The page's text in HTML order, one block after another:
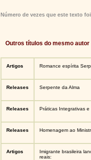
Número de vezes que este texto
Outros títulos do mesmo autor
Artigos Romance espírita
Releases Serpente da Alma
Releases Práticas Integrativas e
Releases Homenagem ao
Artigos
Imigrante brasileira
reais: